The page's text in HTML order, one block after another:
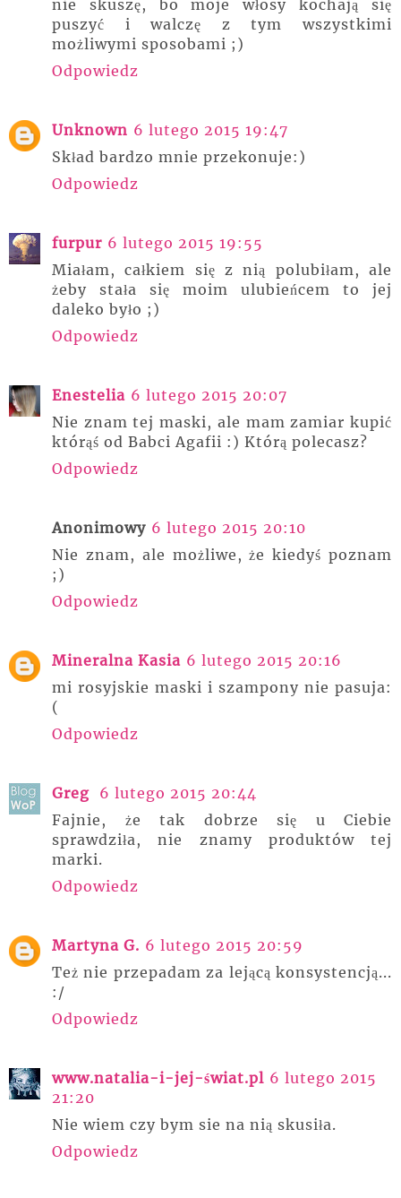
nie skuszę, bo moje włosy kochają się
puszyć i walczę z tym wszystkimi
możliwymi sposobami ;)
Odpowiedz
Unknown 6 lutego 2015 19:47
Skład bardzo mnie przekonuje:)
Odpowiedz
furpur 6 lutego 2015 19:55
Miałam, całkiem się z nią polubiłam, ale
żeby stała się moim ulubieńcem to jej
daleko było ;)
Odpowiedz
Enestelia 6 lutego 2015 20:07
Nie znam tej maski, ale mam zamiar kupić
którąś od Babci Agafii :) Którą polecasz?
Odpowiedz
Anonimowy 6 lutego 2015 20:10
Nie znam, ale możliwe, że kiedyś poznam
;)
Odpowiedz
Mineralna Kasia 6 lutego 2015 20:16
mi rosyjskie maski i szampony nie pasuja:
(
Odpowiedz
Greg 6 lutego 2015 20:44
Fajnie, że tak dobrze się u Ciebie
sprawdziła, nie znamy produktów tej
marki.
Odpowiedz
Martyna G. 6 lutego 2015 20:59
Też nie przepadam za lejącą konsystencją...
:/
Odpowiedz
www.natalia-i-jej-świat.pl 6 lutego 2015
21:20
Nie wiem czy bym sie na nią skusiła.
Odpowiedz